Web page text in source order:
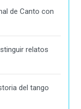
de Canto con
relatos
del tango